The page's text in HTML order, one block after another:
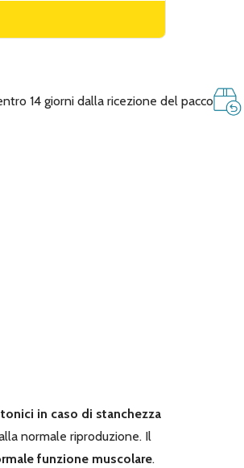
14 giorni dalla ricezione del pacco
tonici in caso di stanchezza
normale riproduzione. Il
funzione muscolare.